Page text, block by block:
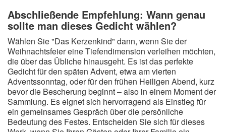
Abschließende Empfehlung: Wann genau
sollte man dieses Gedicht wählen?
Wählen Sie "Das Kerzenkind" dann, wenn Sie der
Weihnachtsfeier eine Tiefendimension verleihen möchten,
die über das Übliche hinausgeht. Es ist das perfekte
Gedicht für den späten Advent, etwa am vierten
Adventssonntag, oder für den frühen Heiligen Abend, kurz
bevor die Bescherung beginnt – also in einem Moment der
Sammlung. Es eignet sich hervorragend als Einstieg für
ein gemeinsames Gespräch über die persönliche
Bedeutung des Festes. Entscheiden Sie sich für dieses